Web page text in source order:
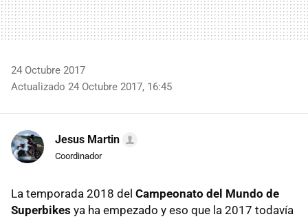
24 Octubre 2017
Actualizado 24 Octubre 2017, 16:45
Jesus Martin
Coordinador
La temporada 2018 del Campeonato del Mundo de
Superbikes ya ha empezado y eso que la 2017 todavía